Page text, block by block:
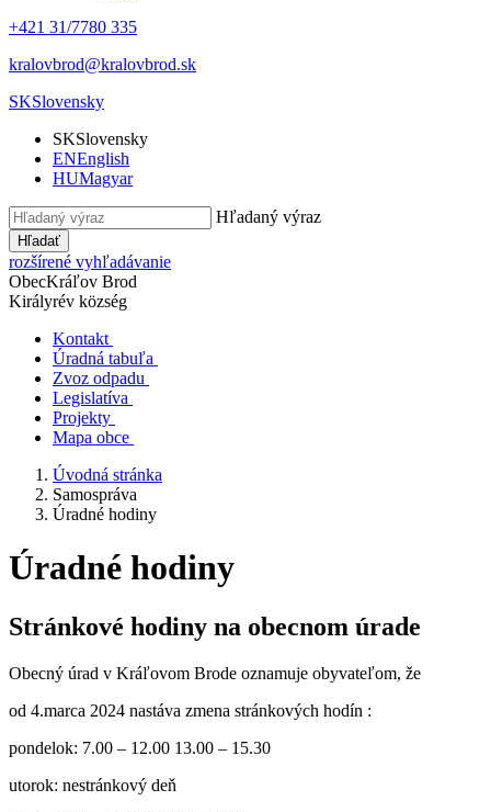
+421 31/7780 335
kralovbrod@kralovbrod.sk
SKSlovensky
SKSlovensky
ENEnglish
HUMagyar
Hľadaný výraz
Hľadať
rozšírené vyhľadávanie
ObecKráľov Brod
Királyrév község
Kontakt
Úradná tabuľa
Zvoz odpadu
Legislatíva
Projekty
Mapa obce
Úvodná stránka
Samospráva
Úradné hodiny
Úradné hodiny
Stránkové hodiny na obecnom úrade
Obecný úrad v Kráľovom Brode oznamuje obyvateľom, že
od 4.marca 2024 nastáva zmena stránkových hodín :
pondelok: 7.00 – 12.00 13.00 – 15.30
utorok: nestránkový deň